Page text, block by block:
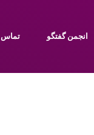
انجمن گفتگو تماس